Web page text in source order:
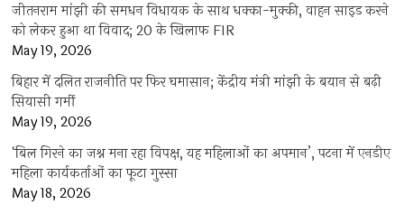
जीतनराम मांझी की समधन विधायक के साथ धक्का-मुक्की, वाहन साइड करने
को लेकर हुआ था विवाद; 20 के खिलाफ FIR
May 19, 2026
बिहार में दलित राजनीति पर फिर घमासान; केंद्रीय मंत्री मांझी के बयान से बढ़ी
सियासी गर्मी
May 19, 2026
‘बिल गिरने का जश्न मना रहा विपक्ष, यह महिलाओं का अपमान’, पटना में एनडीए
महिला कार्यकर्ताओं का फूटा गुस्सा
May 18, 2026